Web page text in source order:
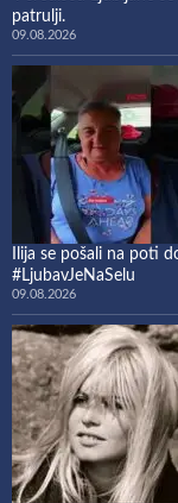
patrulji.
09.08.2026
Ilija se pošali na poti
#LjubavJeNaSelu
09.08.2026